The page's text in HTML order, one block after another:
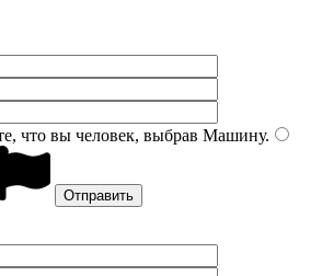
что вы человек, выбрав Машину.